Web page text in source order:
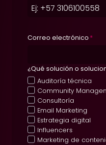
Correo electrónico *
¿Qué solución o
Auditoría técnica
Community
Consultoría
Email Marketing
Estrategia digital
Influencers
Marketing de